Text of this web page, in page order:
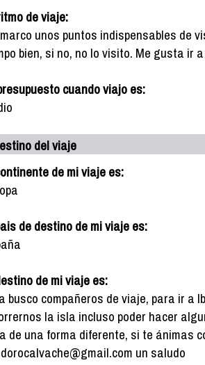
de viaje:
unos puntos indispensables de
bien, si no, no lo visito. Me gusta ir
cuando viajo es:
del viaje
de mi viaje es:
de destino de mi viaje es:
de mi viaje es:
busco compañeros de viaje, para ir
la isla incluso poder hacer
de una forma diferente, si te ánimas
un saludo